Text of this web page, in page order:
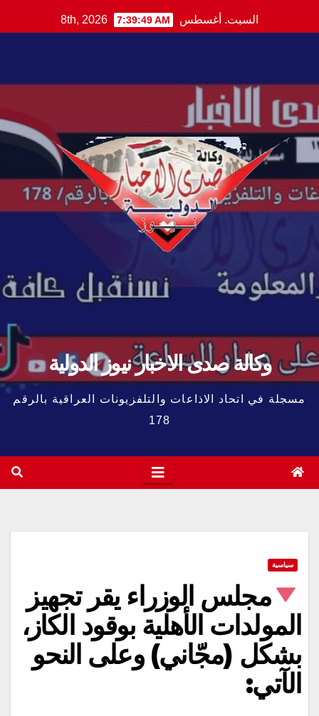
to
السبت. أغسطس 8th, 2026 7:39:50 AM
وكالة صدى الاخبار نيوز الدولية
مسجلة في اتحاد الاذاعات والتلفزيونات العراقية بالرقم
178
سياسية
مجلس الوزراء يقر تجهيز
المولدات الأهلية بوقود الكاز،
بشكل (مجّاني) وعلى النحو
الآتي: